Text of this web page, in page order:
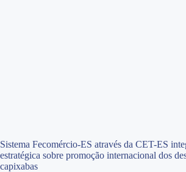
Sistema Fecomércio-ES através da CET-ES
estratégica sobre promoção internacional dos
capixabas